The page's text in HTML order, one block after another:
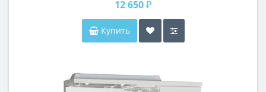
12 650 ₽
Купить